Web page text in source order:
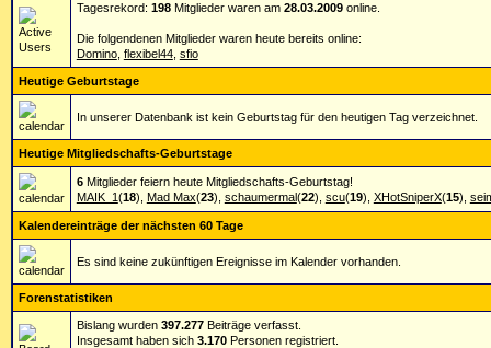
Tagesrekord: 198Mitglieder waren am 28.03.2009online.
Die folgendenen Mitglieder waren heute bereits online:
Domino, flexibel44, sfio
Heutige Geburtstage
In unserer Datenbank ist kein Geburtstag für den heutigen Tag verzeichnet.
Heutige Mitgliedschafts-Geburtstage
6Mitglieder feiern heute Mitgliedschafts-Geburtstag!
MAIK_1(18), Mad Max(23), schaumermal(22), scu(19), XHotSniperX(15),
Kalendereinträge der nächsten 60 Tage
Es sind keine zukünftigen Ereignisse im Kalender vorhanden.
Forenstatistiken
Bislang wurden 397.277Beiträge verfasst.
Insgesamt haben sich 3.170Personen registriert.